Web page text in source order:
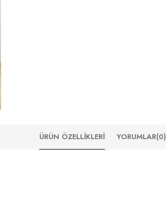
ÜRÜN ÖZELLIKLERI YORUMLAR(0)